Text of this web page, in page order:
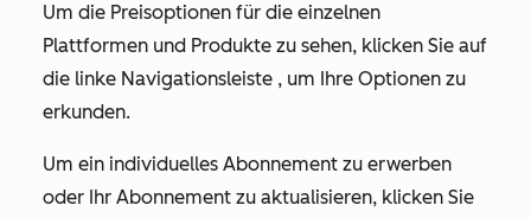
Um die Preisoptionen für die einzelnen
Plattformen und Produkte zu sehen, klicken Sie auf
die linke Navigationsleiste , um Ihre Optionen zu
erkunden.
Um ein individuelles Abonnement zu erwerben
oder Ihr Abonnement zu aktualisieren, klicken Sie